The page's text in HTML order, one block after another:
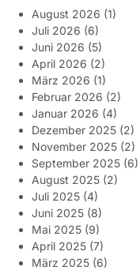
August 2026 (1)
Juli 2026 (6)
Juni 2026 (5)
April 2026 (2)
März 2026 (1)
Februar 2026 (2)
Januar 2026 (4)
Dezember 2025 (2)
November 2025 (2)
September 2025 (6)
August 2025 (2)
Juli 2025 (4)
Juni 2025 (8)
Mai 2025 (9)
April 2025 (7)
März 2025 (6)